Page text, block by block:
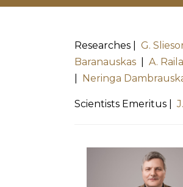
Researches | G.
Baranauskas
A.
Neringa
Scientists Emeritus |